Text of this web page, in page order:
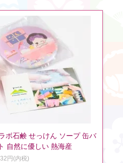
ボ石鹸 せっけん ソープ 缶バ
自然に優しい 熱海産
円(内税)